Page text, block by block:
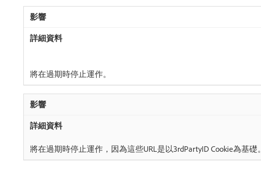
將在過期時停止運作。
將在過期時停止運作，因為這些URL是以3rdPartyID Cookie為基礎。